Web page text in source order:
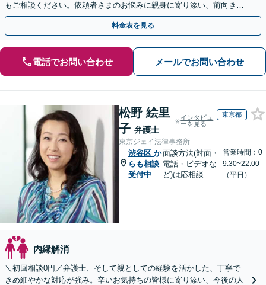
もご相談ください。依頼者さまのお悩みに親身に寄り添い、前向きな
一歩を踏み出せるように全力でサポートします。
料金表を見る
電話でお問い合わせ メールでお問い合わせ
松野 絵里
子 弁護士
インタビュ
ーを見る
東京都
東京ジェイ法律事務所
渋谷区 か
らも相談
受付中
面談方法(対面・
電話・ビデオな
ど)は応相談
営業時間：0
9:30~22:00
（平日）
内縁解消
＼初回相談0円／弁護士、そして親としての経験を活かした、丁寧で
きめ細やかな対応が強み。辛いお気持ちの皆様に寄り添い、今後の人